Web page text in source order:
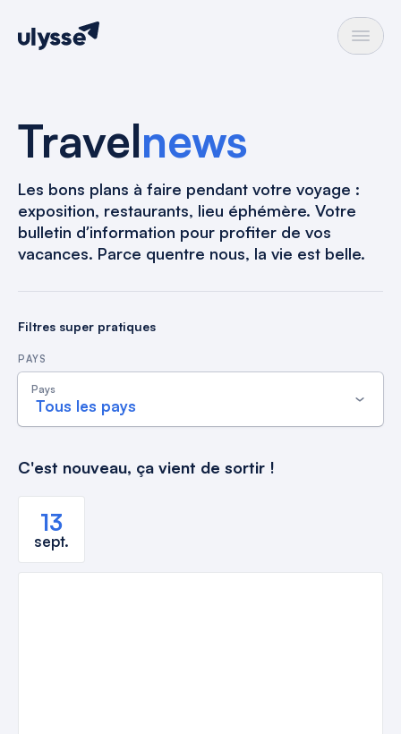
Travelnews
Les bons plans à faire pendant votre voyage :
exposition, restaurants, lieu éphémère. Votre
bulletin dʼinformation pour profiter de vos
vacances. Parce quentre nous, la vie est belle.
C'est nouveau, ça vient de sortir !
13
sept.
Filtres super pratiques
PAYS
Pays